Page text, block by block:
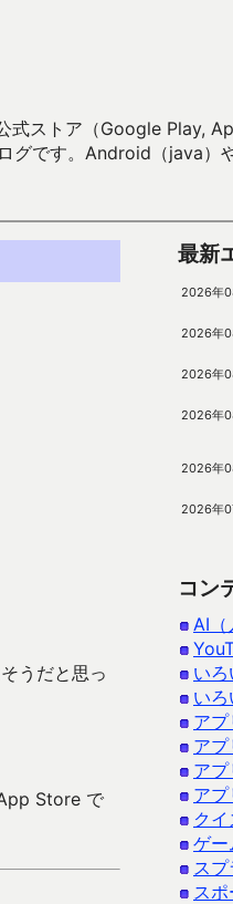
式ストア（Google Play,
グです。Android（java
うだと思っ
Store で
最新
2026年
2026年
2026年
2026年
2026年
2026年
コン
AI（
い
い
ア
ア
ア
ア
ク
ゲ
ス
ス